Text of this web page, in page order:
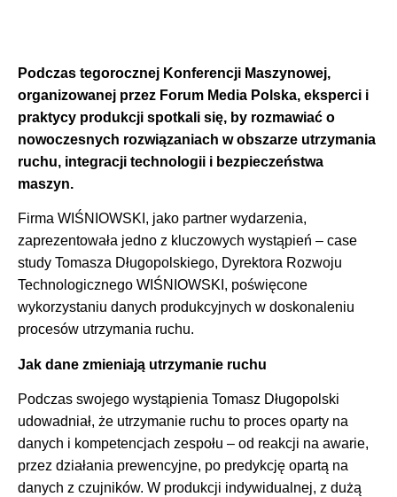
Podczas tegorocznej Konferencji Maszynowej,
organizowanej przez Forum Media Polska, eksperci i
praktycy produkcji spotkali się, by rozmawiać o
nowoczesnych rozwiązaniach w obszarze utrzymania
ruchu, integracji technologii i bezpieczeństwa
maszyn.
Firma WIŚNIOWSKI, jako partner wydarzenia,
zaprezentowała jedno z kluczowych wystąpień – case
study Tomasza Długopolskiego, Dyrektora Rozwoju
Technologicznego WIŚNIOWSKI, poświęcone
wykorzystaniu danych produkcyjnych w doskonaleniu
procesów utrzymania ruchu.
Jak dane zmieniają utrzymanie ruchu
Podczas swojego wystąpienia Tomasz Długopolski
udowadniał, że utrzymanie ruchu to proces oparty na
danych i kompetencjach zespołu – od reakcji na awarie,
przez działania prewencyjne, po predykcję opartą na
danych z czujników. W produkcji indywidualnej, z dużą